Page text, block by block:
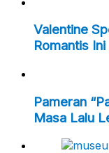
Valentine
Romantis
Pameran
Masa Lalu